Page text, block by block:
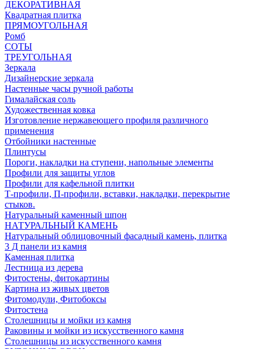
ДЕКОРАТИВНАЯ
Квадратная плитка
ПРЯМОУГОЛЬНАЯ
Ромб
СОТЫ
ТРЕУГОЛЬНАЯ
Зеркала
Дизайнерские зеркала
Настенные часы ручной работы
Гималайская соль
Художественная ковка
Изготовление нержавеющего профиля различного
применения
Отбойники настенные
Плинтусы
Пороги, накладки на ступени, напольные элементы
Профили для защиты углов
Профили для кафельной плитки
Т-профили, П-профили, вставки, накладки, перекрытие
стыков.
Натуральный каменный шпон
НАТУРАЛЬНЫЙ КАМЕНЬ
Натуральный облицовочный фасадный камень, плитка
3 Д панели из камня
Каменная плитка
Лестница из дерева
Фитостены, фитокартины
Картина из живых цветов
Фитомодули, Фитобоксы
Фитостена
Столешницы и мойки из камня
Раковины и мойки из искусственного камня
Столешницы из искусственного камня